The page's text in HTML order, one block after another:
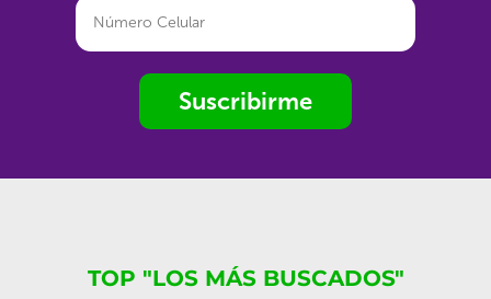
Suscribirme
TOP "LOS MÁS BUSCADOS"